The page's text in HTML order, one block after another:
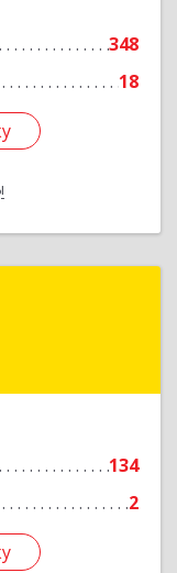
348
18
134
2
г, 177-й кв-л,